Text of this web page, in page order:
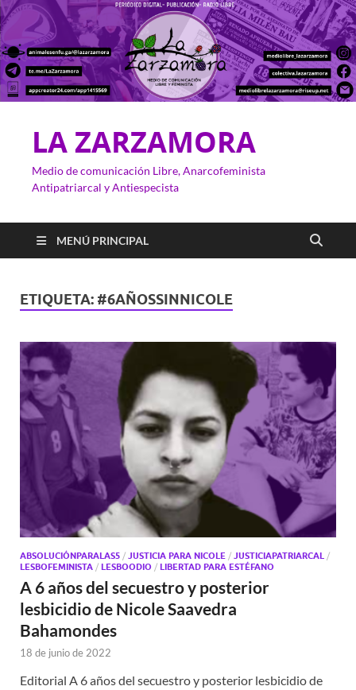
LA ZARZAMORA
Medio de comunicación Libre, Anarcofeminista
Antipatriarcal y Antiespecista
MENÚ PRINCIPAL
ETIQUETA: #6AÑOSSINNICOLE
ABSOLUCIÓNPARALAS5 / JUSTICIA PARA NICOLE / JUSTICIAPATRIARCAL /
LESBOFEMINISTA / LESBOODIO / LIBERTAD PARA ESTÉFANO
A 6 años del secuestro y posterior
lesbicidio de Nicole Saavedra
Bahamondes
18 de junio de 2022
Editorial A 6 años del secuestro y posterior lesbicidio de